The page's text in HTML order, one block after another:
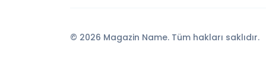
© 2026 Magazin Name. Tüm hakları saklıdır.